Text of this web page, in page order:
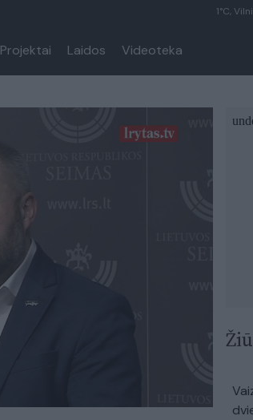
1°C,
Projektai Laidos Videoteka